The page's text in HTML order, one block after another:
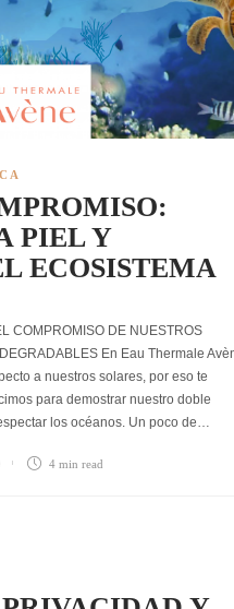
PIEL Y
ECOSISTEMA
COMPROMISO DE NUESTROS
En Eau Thermale
a nuestros solares, por eso te
para demostrar nuestro doble
los océanos. Un poco de…
4 min read